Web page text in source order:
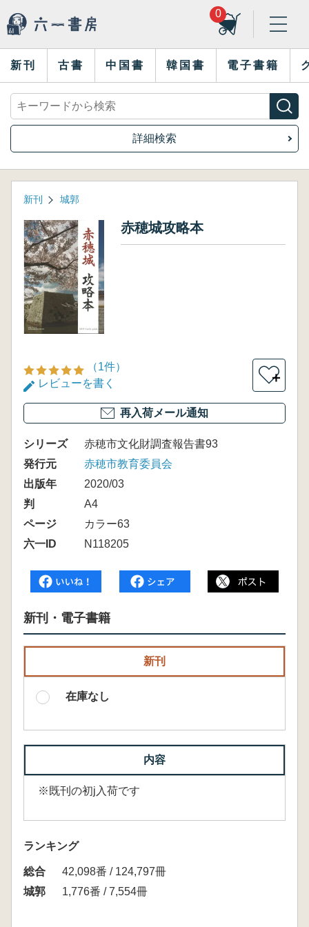
0
新刊 古書 中国書 韓国書 電子書籍
詳細検索
新刊 城郭
赤穂城攻略本
（1件）
レビューを書く
＋
再入荷メール通知
シリーズ
赤穂市文化財調査報告書93
発行元
赤穂市教育委員会
出版年
2020/03
判
A4
ページ
カラー63
六一ID
N118205
新刊・電子書籍
新刊
在庫なし
内容
※既刊の初j入荷です
ランキング
総合
42,098番 / 124,797冊
城郭
1,776番 / 7,554冊